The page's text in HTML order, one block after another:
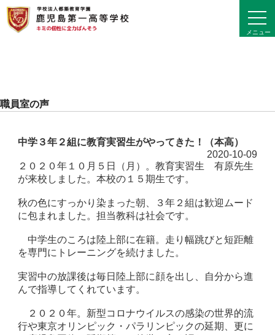
メニュー
職員室の声
中学３年２組に教育実習生がやってきた！（本高）
2020-10-09
２０２０年１０月５日（月）。教育実習生 有原先生
が来校しました。本校の１５期生です。
秋の色にすっかり染まった朝、３年２組は歓迎ムード
に包まれました。担当教科は社会です。
中学生のころは陸上部に在籍。走り幅跳びと短距離
を専門にトレーニングを続けました。
実習中の放課後は毎日陸上部に顔を出し、自分から進
んで指導してくれています。
２０２０年。新型コロナウイルスの感染の世界的流
行や東京オリンピック・パラリンピックの延期、更に